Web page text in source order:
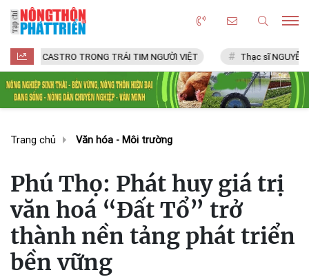
TRONG TRÁI TIM NGƯỜI VIỆT Thạc sĩ NGUYỄN VĂN CHÍ
Trang chủ Văn hóa - Môi trường
Phú Thọ: Phát huy giá trị
văn hoá “Đất Tổ” trở
thành nền tảng phát triển
bền vững